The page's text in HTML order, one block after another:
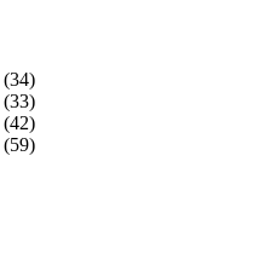
(34)
(33)
(42)
(59)